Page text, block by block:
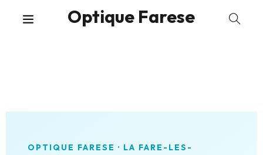
Optique Farese
OPTIQUE FARESE · LA FARE-LES-